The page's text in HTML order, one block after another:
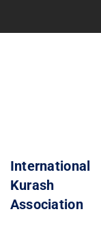
International
Kurash
Association